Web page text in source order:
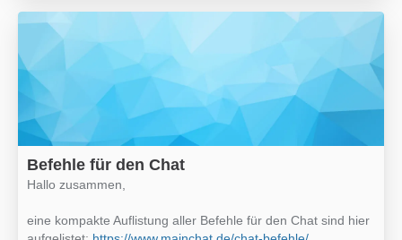
Befehle für den Chat
Hallo zusammen,
eine kompakte Auflistung aller Befehle für den Chat sind hier